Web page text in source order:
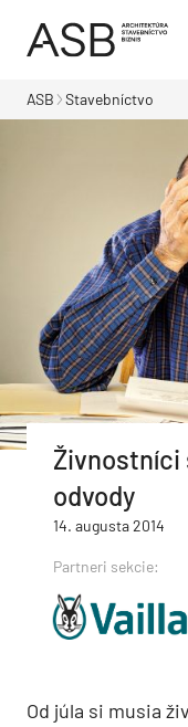
ASB Stavebníctvo
Živnostníci
odvody
14. augusta 2014
Partneri sekcie:
Od júla si musia